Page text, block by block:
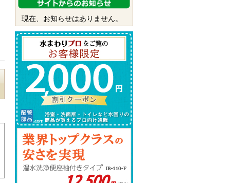
現在、お知らせはありません。